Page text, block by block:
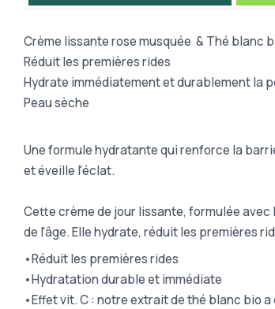
Crème lissante rose musquée & Thé blanc
Réduit les premières rides
Hydrate immédiatement et durablement la
Peau sèche
Une formule hydratante qui renforce la
et éveille l'éclat.
Cette crème de jour lissante, formulée
de l'âge. Elle hydrate, réduit les premières
•Réduit les premières rides
•Hydratation durable et immédiate
•Effet vit. C : notre extrait de thé blanc bio